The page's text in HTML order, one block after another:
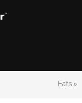
Eats »